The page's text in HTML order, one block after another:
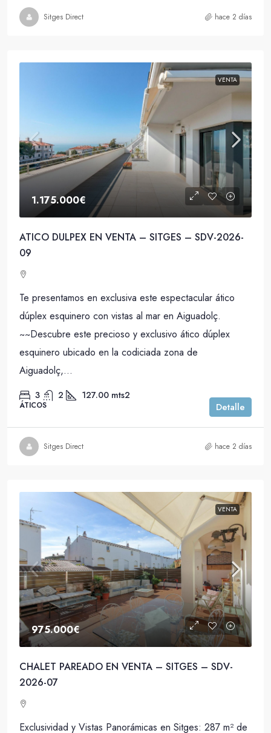
Sitges Direct hace 2 días
VENTA
1.175.000€
ATICO DULPEX EN VENTA – SITGES – SDV-2026-
09
Te presentamos en exclusiva este espectacular ático
dúplex esquinero con vistas al mar en Aiguadolç.
~~Descubre este precioso y exclusivo ático dúplex
esquinero ubicado en la codiciada zona de
Aiguadolç,...
3 2 127.00 mts2
ÁTICOS Detalle
Sitges Direct hace 2 días
VENTA
975.000€
CHALET PAREADO EN VENTA – SITGES – SDV-
2026-07
Exclusividad y Vistas Panorámicas en Sitges: 287 m² de